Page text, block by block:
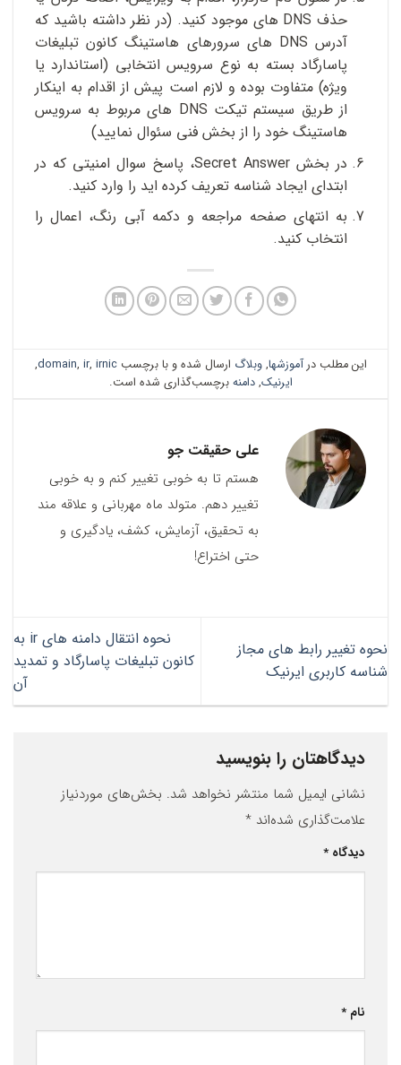
حذف DNS های موجود کنید. (در نظر داشته باشید که
آدرس DNS های سرورهای هاستینگ کانون تبلیغات
پاسارگاد بسته به نوع سرویس انتخابی (استاندارد یا
ویژه) متفاوت بوده و لازم است پیش از اقدام به اینکار
از طریق سیستم تیکت DNS های مربوط به سرویس
هاستینگ خود را از بخش فنی سئوال نمایید)
در بخش Secret Answer، پاسخ سوال امنیتی که در
ابتدای ایجاد شناسه تعریف کرده اید را وارد کنید.
به انتهای صفحه مراجعه و دکمه آبی رنگ، اعمال را
انتخاب کنید.
این مطلب درآموزشها,وبلاگ ارسال شده و با برچسب domain, ir, irnic
,
ایرنیک,دامنه برچسب‌گذاری شده است.
علی حقیقت جو
هستم تا به خوبی تغییر کنم و به خوبی
تغییر دهم. متولد ماه مهربانی و علاقه مند
به تحقیق، آزمایش، کشف، یادگیری و
حتی اختراع!
نحوه تغییر رابط های مجاز
شناسه کاربری ایرنیک
نحوه انتقال دامنه های ir به
کانون تبلیغات پاسارگاد و تمدید
آن
دیدگاهتان را بنویسید
نشانی ایمیل شما منتشر نخواهد شد. بخش‌های موردنیاز
علامت‌گذاری شده‌اند *
دیدگاه*
نام*